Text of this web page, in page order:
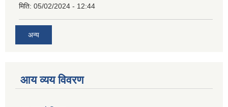
मिति: 05/02/2024 - 12:44
अन्य
आय व्यय विवरण